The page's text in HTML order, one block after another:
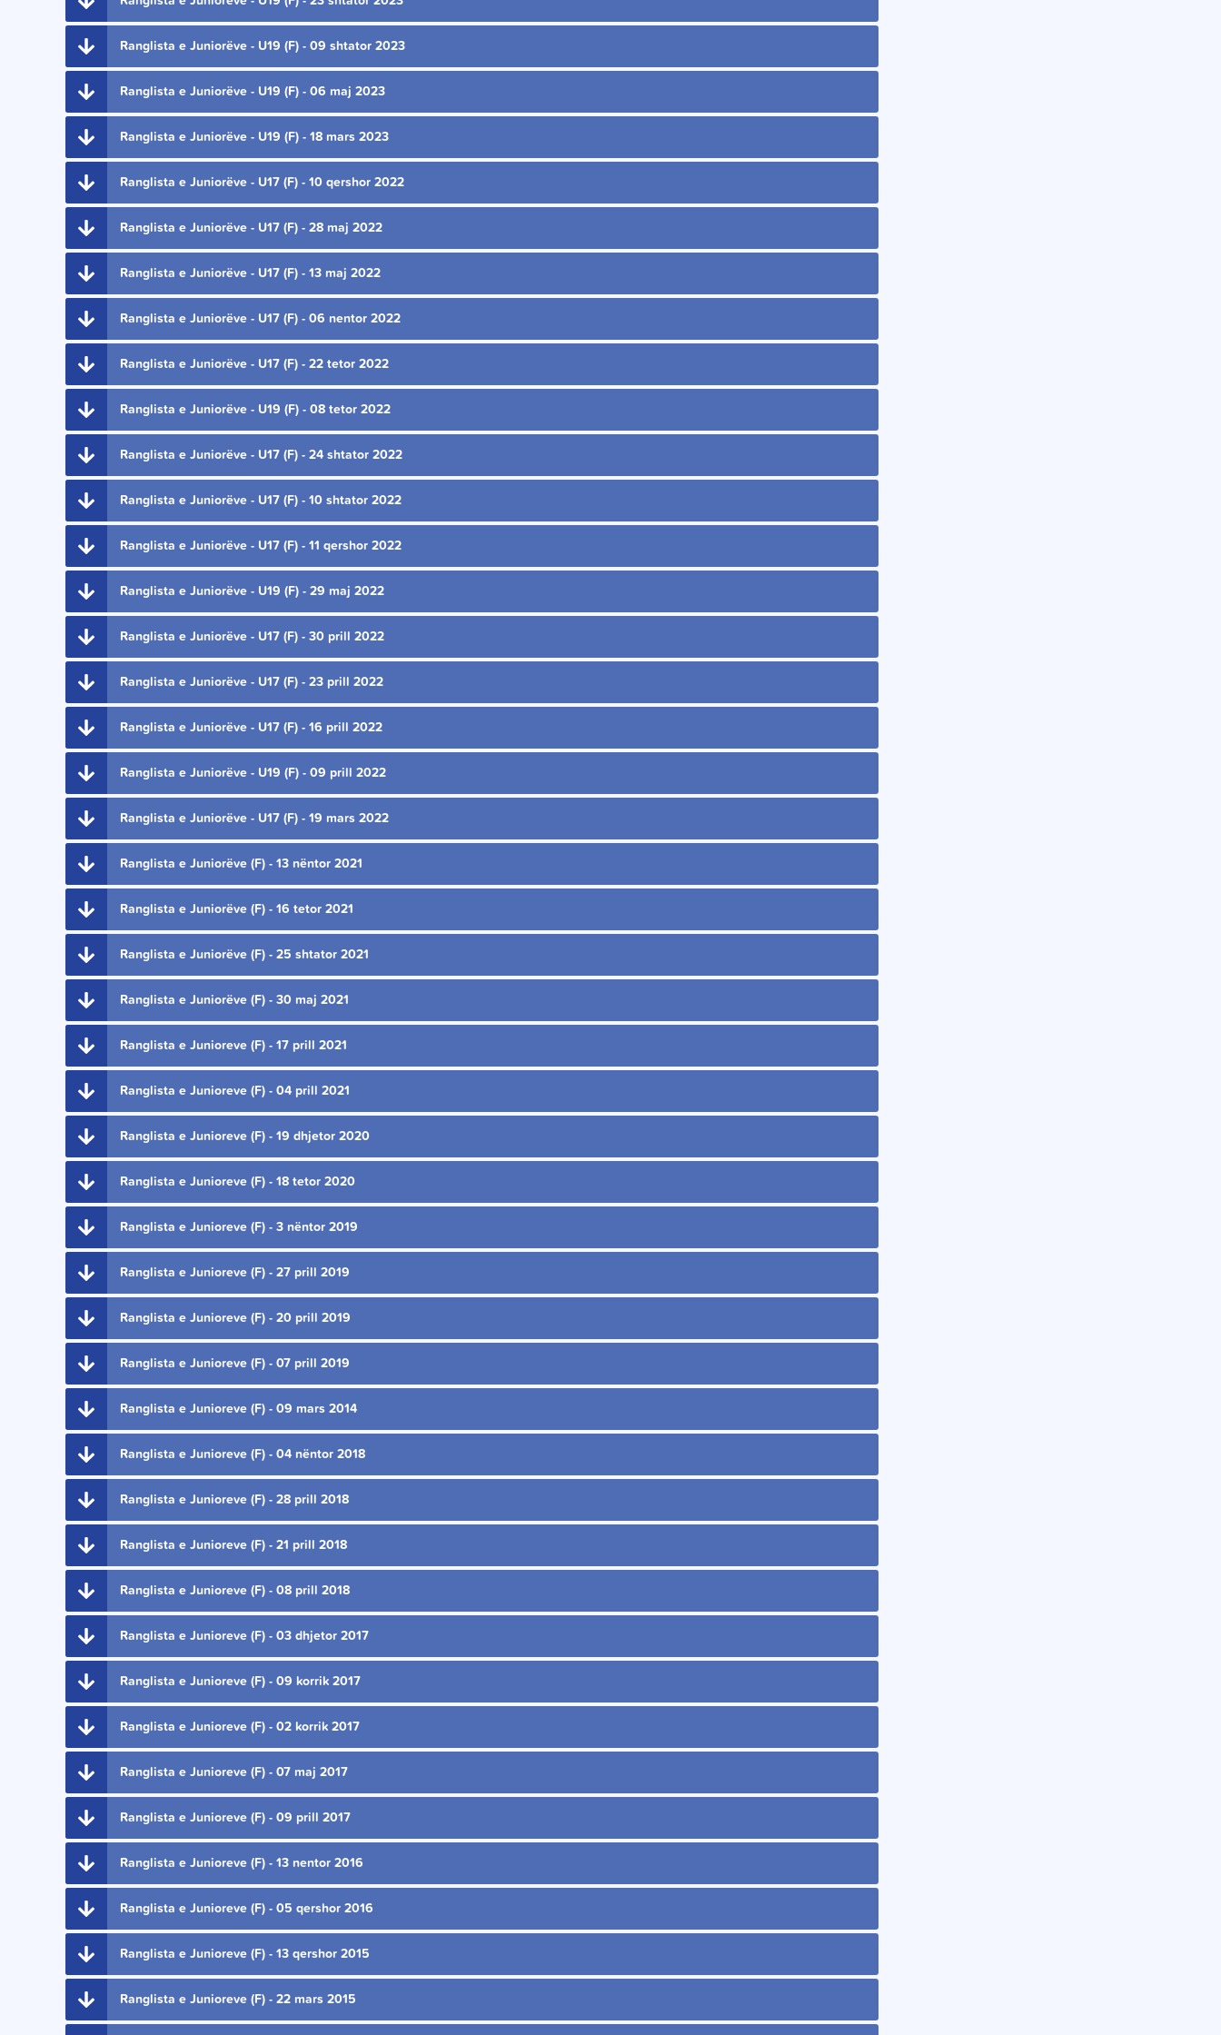
Ranglista e Juniorëve - U19 (F) - 09 shtator 2023
Ranglista e Juniorëve - U19 (F) - 06 maj 2023
Ranglista e Juniorëve - U19 (F) - 18 mars 2023
Ranglista e Juniorëve - U17 (F) - 10 qershor 2022
Ranglista e Juniorëve - U17 (F) - 28 maj 2022
Ranglista e Juniorëve - U17 (F) - 13 maj 2022
Ranglista e Juniorëve - U17 (F) - 06 nentor 2022
Ranglista e Juniorëve - U17 (F) - 22 tetor 2022
Ranglista e Juniorëve - U19 (F) - 08 tetor 2022
Ranglista e Juniorëve - U17 (F) - 24 shtator 2022
Ranglista e Juniorëve - U17 (F) - 10 shtator 2022
Ranglista e Juniorëve - U17 (F) - 11 qershor 2022
Ranglista e Juniorëve - U19 (F) - 29 maj 2022
Ranglista e Juniorëve - U17 (F) - 30 prill 2022
Ranglista e Juniorëve - U17 (F) - 23 prill 2022
Ranglista e Juniorëve - U17 (F) - 16 prill 2022
Ranglista e Juniorëve - U19 (F) - 09 prill 2022
Ranglista e Juniorëve - U17 (F) - 19 mars 2022
Ranglista e Juniorëve (F) - 13 nëntor 2021
Ranglista e Juniorëve (F) - 16 tetor 2021
Ranglista e Juniorëve (F) - 25 shtator 2021
Ranglista e Juniorëve (F) - 30 maj 2021
Ranglista e Junioreve (F) - 17 prill 2021
Ranglista e Junioreve (F) - 04 prill 2021
Ranglista e Junioreve (F) - 19 dhjetor 2020
Ranglista e Junioreve (F) - 18 tetor 2020
Ranglista e Junioreve (F) - 3 nëntor 2019
Ranglista e Junioreve (F) - 27 prill 2019
Ranglista e Junioreve (F) - 20 prill 2019
Ranglista e Junioreve (F) - 07 prill 2019
Ranglista e Junioreve (F) - 09 mars 2014
Ranglista e Junioreve (F) - 04 nëntor 2018
Ranglista e Junioreve (F) - 28 prill 2018
Ranglista e Junioreve (F) - 21 prill 2018
Ranglista e Junioreve (F) - 08 prill 2018
Ranglista e Junioreve (F) - 03 dhjetor 2017
Ranglista e Junioreve (F) - 09 korrik 2017
Ranglista e Junioreve (F) - 02 korrik 2017
Ranglista e Junioreve (F) - 07 maj 2017
Ranglista e Junioreve (F) - 09 prill 2017
Ranglista e Junioreve (F) - 13 nentor 2016
Ranglista e Junioreve (F) - 05 qershor 2016
Ranglista e Junioreve (F) - 13 qershor 2015
Ranglista e Junioreve (F) - 22 mars 2015